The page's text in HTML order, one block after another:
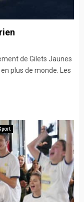
de Gilets Jaunes
plus de monde. Les